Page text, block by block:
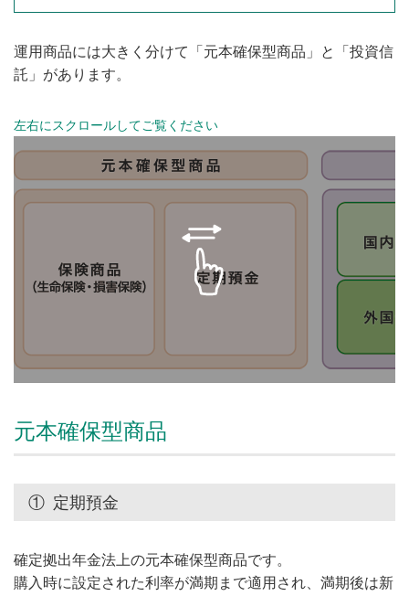
運用商品には大きく分けて「元本確保型商品」と「投資信
託」があります。
元本確保型商品
① 定期預金
確定拠出年金法上の元本確保型商品です。
購入時に設定された利率が満期まで適用され、満期後は新